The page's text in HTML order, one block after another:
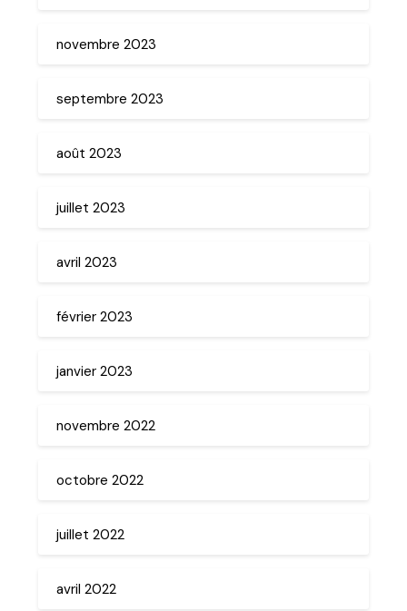
novembre 2023
septembre 2023
août 2023
juillet 2023
avril 2023
février 2023
janvier 2023
novembre 2022
octobre 2022
juillet 2022
avril 2022